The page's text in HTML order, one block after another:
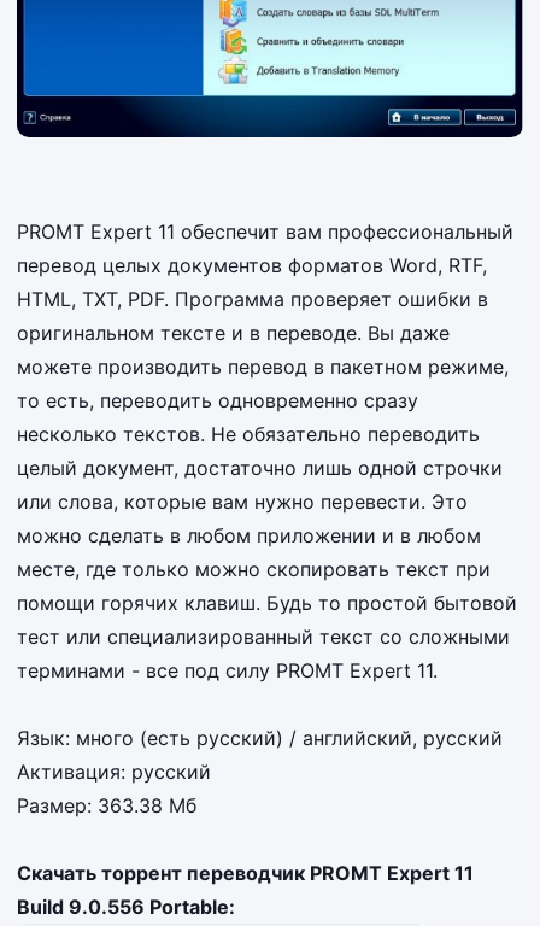
PROMT Expert 11 обеспечит вам профессиональный
перевод целых документов форматов Word, RTF,
HTML, TXT, PDF. Программа проверяет ошибки в
оригинальном тексте и в переводе. Вы даже
можете производить перевод в пакетном режиме,
то есть, переводить одновременно сразу
несколько текстов. Не обязательно переводить
целый документ, достаточно лишь одной строчки
или слова, которые вам нужно перевести. Это
можно сделать в любом приложении и в любом
месте, где только можно скопировать текст при
помощи горячих клавиш. Будь то простой бытовой
тест или специализированный текст со сложными
терминами - все под силу PROMT Expert 11.
Язык: много (есть русский) / английский, русский
Активация: русский
Размер: 363.38 Мб
Скачать торрент переводчик PROMT Expert 11
Build 9.0.556 Portable: